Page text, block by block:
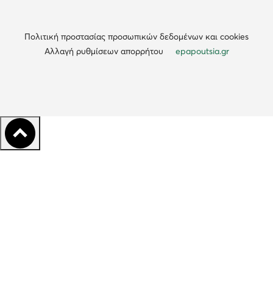
Πολιτική προστασίας προσωπικών δεδομένων και cookies
Αλλαγή ρυθμίσεων απορρήτου
epapoutsia.gr